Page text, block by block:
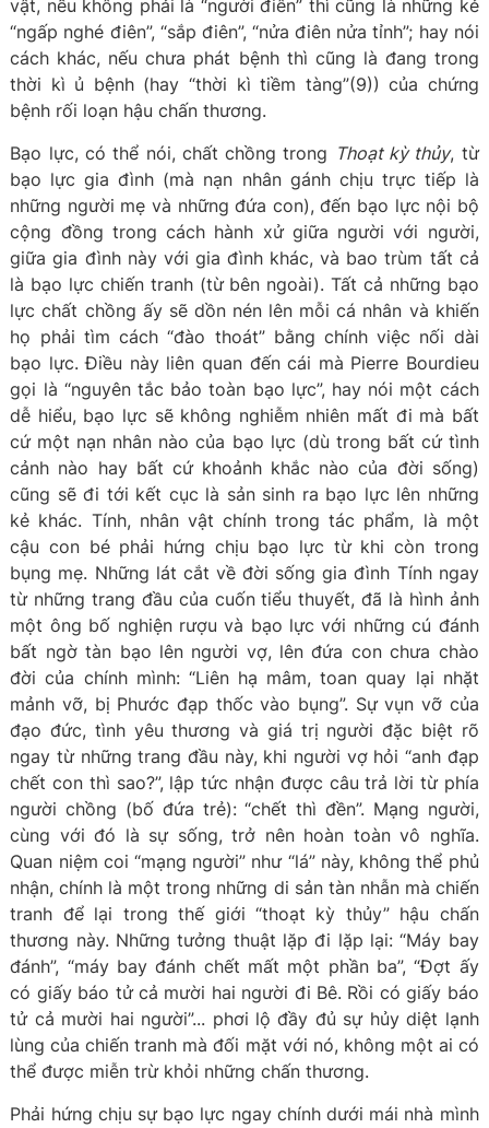
vật, nếu không phải là “người điên” thì cũng là những kẻ
“ngấp nghé điên”, “sắp điên”, “nửa điên nửa tỉnh”; hay nói
cách khác, nếu chưa phát bệnh thì cũng là đang trong
thời kì ủ bệnh (hay “thời kì tiềm tàng”(9)) của chứng
bệnh rối loạn hậu chấn thương.
Bạo lực, có thể nói, chất chồng trong Thoạt kỳ thủy, từ
bạo lực gia đình (mà nạn nhân gánh chịu trực tiếp là
những người mẹ và những đứa con), đến bạo lực nội bộ
cộng đồng trong cách hành xử giữa người với người,
giữa gia đình này với gia đình khác, và bao trùm tất cả
là bạo lực chiến tranh (từ bên ngoài). Tất cả những bạo
lực chất chồng ấy sẽ dồn nén lên mỗi cá nhân và khiến
họ phải tìm cách “đào thoát” bằng chính việc nối dài
bạo lực. Điều này liên quan đến cái mà Pierre Bourdieu
gọi là “nguyên tắc bảo toàn bạo lực”, hay nói một cách
dễ hiểu, bạo lực sẽ không nghiễm nhiên mất đi mà bất
cứ một nạn nhân nào của bạo lực (dù trong bất cứ tình
cảnh nào hay bất cứ khoảnh khắc nào của đời sống)
cũng sẽ đi tới kết cục là sản sinh ra bạo lực lên những
kẻ khác. Tính, nhân vật chính trong tác phẩm, là một
cậu con bé phải hứng chịu bạo lực từ khi còn trong
bụng mẹ. Những lát cắt về đời sống gia đình Tính ngay
từ những trang đầu của cuốn tiểu thuyết, đã là hình ảnh
một ông bố nghiện rượu và bạo lực với những cú đánh
bất ngờ tàn bạo lên người vợ, lên đứa con chưa chào
đời của chính mình: “Liên hạ mâm, toan quay lại nhặt
mảnh vỡ, bị Phước đạp thốc vào bụng”. Sự vụn vỡ của
đạo đức, tình yêu thương và giá trị người đặc biệt rõ
ngay từ những trang đầu này, khi người vợ hỏi “anh đạp
chết con thì sao?”, lập tức nhận được câu trả lời từ phía
người chồng (bố đứa trẻ): “chết thì đền”. Mạng người,
cùng với đó là sự sống, trở nên hoàn toàn vô nghĩa.
Quan niệm coi “mạng người” như “lá” này, không thể phủ
nhận, chính là một trong những di sản tàn nhẫn mà chiến
tranh để lại trong thế giới “thoạt kỳ thủy” hậu chấn
thương này. Những tưởng thuật lặp đi lặp lại: “Máy bay
đánh”, “máy bay đánh chết mất một phần ba”, “Đợt ấy
có giấy báo tử cả mười hai người đi Bê. Rồi có giấy báo
tử cả mười hai người”... phơi lộ đầy đủ sự hủy diệt lạnh
lùng của chiến tranh mà đối mặt với nó, không một ai có
thể được miễn trừ khỏi những chấn thương.
Phải hứng chịu sự bạo lực ngay chính dưới mái nhà mình